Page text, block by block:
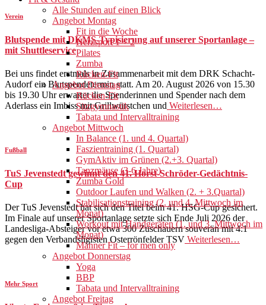
Alle Stunden auf einen Blick
Angebot Montag
Fit in die Woche
Herzsport 1 + 2
Pilates
Zumba
Rücken-Fit
Angebot Dienstag
Rücken-Fit
Sitzgymnastik
Tabata und Intervalltraining
Angebot Mittwoch
In Balance (1. und 4. Quartal)
Faszientraining (1. Quartal)
GymAktiv im Grünen (2.+3. Quartal)
Tanzmäuse (3-6 Jahre)
Zumba Gold
Outdoor Laufen und Walken (2. + 3.Quartal)
Stabilisationstraining (2. und 4. Mittwoch im
Monat)
Workout mit Handgeräten (1. und 3. Mittwoch im
Monat)
Männer Fit – for men only
Angebot Donnerstag
Yoga
BBP
Tabata und Intervalltraining
Angebot Freitag
Verein
Blutspende mit DKMS-Typisierung auf unserer Sportanlage –
mit Shuttleservice
Bei uns findet erstmals in Zusammenarbeit mit dem DRK Schacht-
Audorf ein Blutspendetermin statt. Am 20. August 2026 von 15.30
bis 19.30 Uhr erwartet die Spenderinnen und Spender nach dem
Aderlass ein Imbiss mit Grillwürstchen und Weiterlesen…
Fußball
TuS Jevenstedt gewinnt den 41. Horst-Schröder-Gedächtnis-
Cup
Der TuS Jevenstedt hat sich den Titel beim 41. HSG-Cup gesichert.
Im Finale auf unserer Sportanlage setzte sich Ende Juli 2026 der
Landesliga-Absteiger vor etwa 300 Zuschauern souverän mit 4:1
gegen den Verbandsligisten Osterrönfelder TSV Weiterlesen…
Mehr Sport